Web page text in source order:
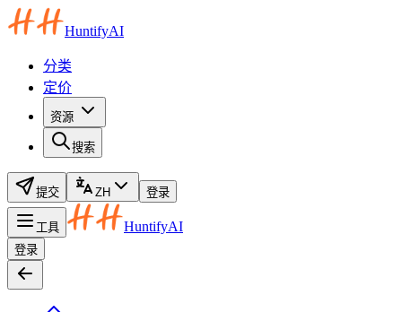
HuntifyAI
分类
定价
资源
搜索
提交 ZH 登录
工具 HuntifyAI
登录